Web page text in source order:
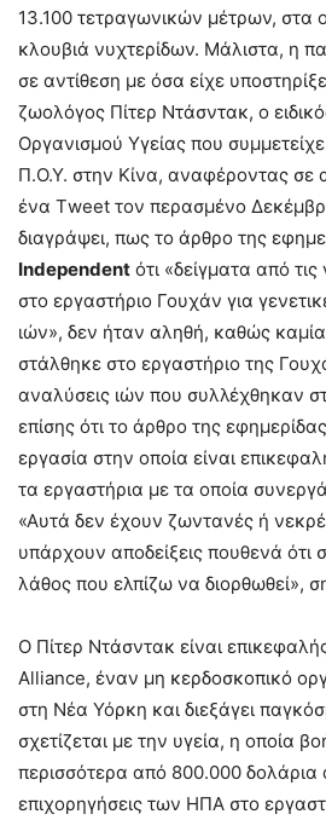
13.100 τετραγωνικών μέτρων, στα
κλουβιά νυχτερίδων. Μάλιστα, η
σε αντίθεση με όσα είχε
ζωολόγος Πίτερ Ντάσντακ, ο
Οργανισμού Υγείας που
Π.Ο.Υ. στην Κίνα, αναφέροντας σε
ένα Τweet τον περασμένο
διαγράψει, πως το άρθρο της
Independent ότι «δείγματα από
στο εργαστήριο Γουχάν για
ιών», δεν ήταν αληθή, καθώς
στάλθηκε στο εργαστήριο της
αναλύσεις ιών που συλλέχθηκαν
επίσης ότι το άρθρο της
εργασία στην οποία είναι
τα εργαστήρια με τα οποία
«Αυτά δεν έχουν ζωντανές ή
υπάρχουν αποδείξεις πουθενά ότι
λάθος που ελπίζω να διορθωθεί»,
Ο Πίτερ Ντάσντακ είναι
Alliance, έναν μη κερδοσκοπικό
στη Νέα Υόρκη και διεξάγει
σχετίζεται με την υγεία, η οποία
περισσότερα από 800.000 δολάρια
επιχορηγήσεις των ΗΠΑ στο